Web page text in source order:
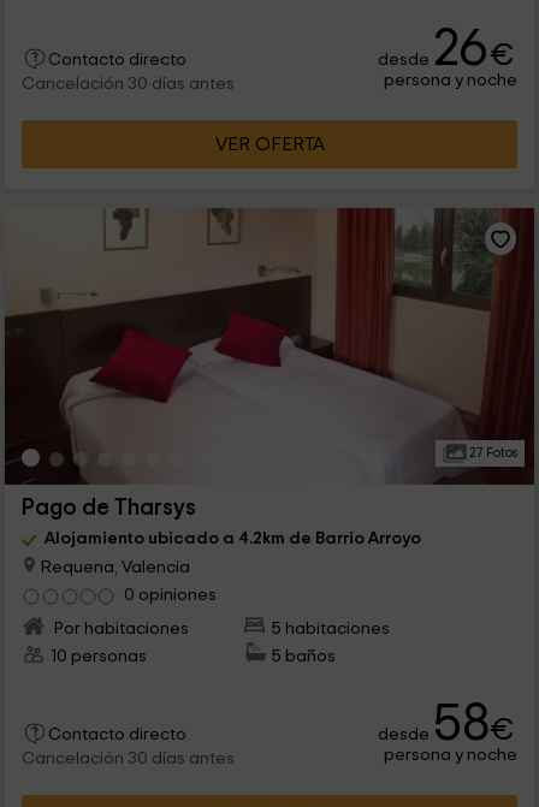
Contacto directo
Cancelación 30 días antes
desde 26€
persona y noche
VER OFERTA
27 Fotos
Pago de Tharsys
Alojamiento ubicado a 4.2km de Barrio Arroyo
Requena, Valencia
0 opiniones
Por habitaciones
5 habitaciones
10 personas
5 baños
Contacto directo
Cancelación 30 días antes
desde 58€
persona y noche